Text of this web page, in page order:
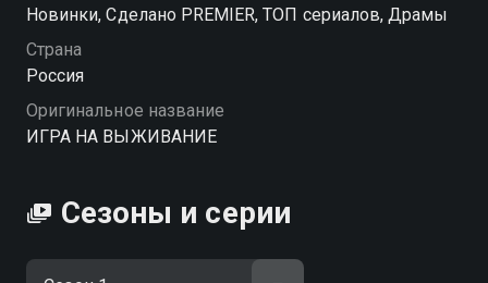
тот, кто дойдет до конца. Но ТВ проект
превращается в смертельно опасную игру, где
главным призом становится ЖИЗНЬ… Что это?
Кто за этим стоит? И кто из героев сможет выжить,
не потеряв свою человечность?
Новинки, Сделано PREMIER, ТОП сериалов, Драмы
Страна
Россия
Оригинальное название
ИГРА НА ВЫЖИВАНИЕ
Сезоны и серии